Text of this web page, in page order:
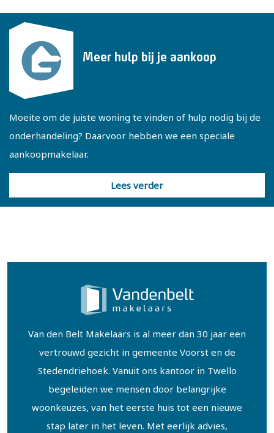
Meer hulp bij je aankoop
Moeite om de juiste woning te vinden of hulp nodig bij de
onderhandeling? Daarvoor hebben we een speciale
aankoopmakelaar.
Lees verder
Van den Belt Makelaars is al meer dan 30 jaar een
vertrouwd gezicht in gemeente Voorst en de
Stedendriehoek. Vanuit ons kantoor in Twello
begeleiden we mensen door belangrijke
woonkeuzes, van het eerste huis tot een nieuwe
stap later in het leven. Met eerlijk advies,